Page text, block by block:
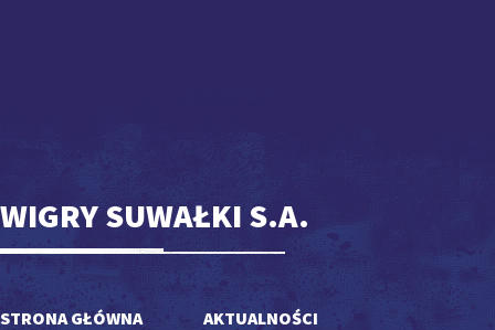
WIGRY SUWAŁKI S.A.
STRONA GŁÓWNA AKTUALNOŚCI